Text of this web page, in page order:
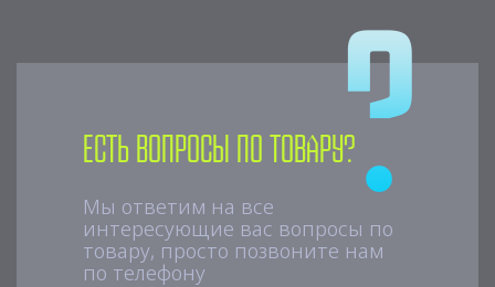
Есть вопросы по товару?
Мы ответим на все
интересующие вас вопросы по
товару, просто позвоните нам
по телефону